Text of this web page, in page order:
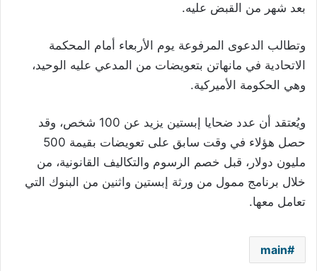
بعد شهر من القبض عليه.
وتطالب الدعوى المرفوعة يوم الأربعاء أمام المحكمة
الاتحادية في مانهاتن بتعويضات من المدعي عليه الوحيد،
وهي الحكومة الأميركية.
ويُعتقد أن عدد ضحايا إبستين يزيد عن 100 شخص، وقد
حصل هؤلاء في وقت سابق على تعويضات بقيمة 500
مليون دولار، قبل خصم الرسوم والتكاليف القانونية، من
خلال برنامج ممول من ورثة إبستين واثنين من البنوك التي
تعامل معها.
main